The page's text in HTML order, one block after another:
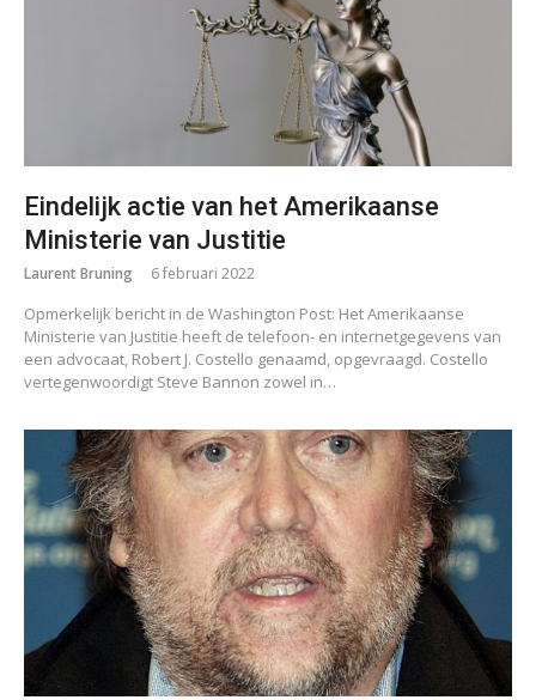
Eindelijk actie van het Amerikaanse
Ministerie van Justitie
Laurent Bruning 6 februari 2022
Opmerkelijk bericht in de Washington Post: Het Amerikaanse
Ministerie van Justitie heeft de telefoon- en internetgegevens van
een advocaat, Robert J. Costello genaamd, opgevraagd. Costello
vertegenwoordigt Steve Bannon zowel in…